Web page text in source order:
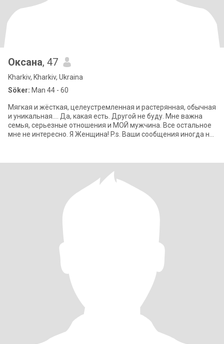
Оксана, 47
Kharkiv, Kharkiv, Ukraina
Söker: Man 44 - 60
Мягкая и жёсткая, целеустремленная и растерянная, обычная
и уникальная.... Да, какая есть. Другой не буду. Мне важна
семья, серьезные отношения и МОЙ мужчина. Все остальное
мне не интересно. Я Женщина! P.s. Ваши сообщения иногда не